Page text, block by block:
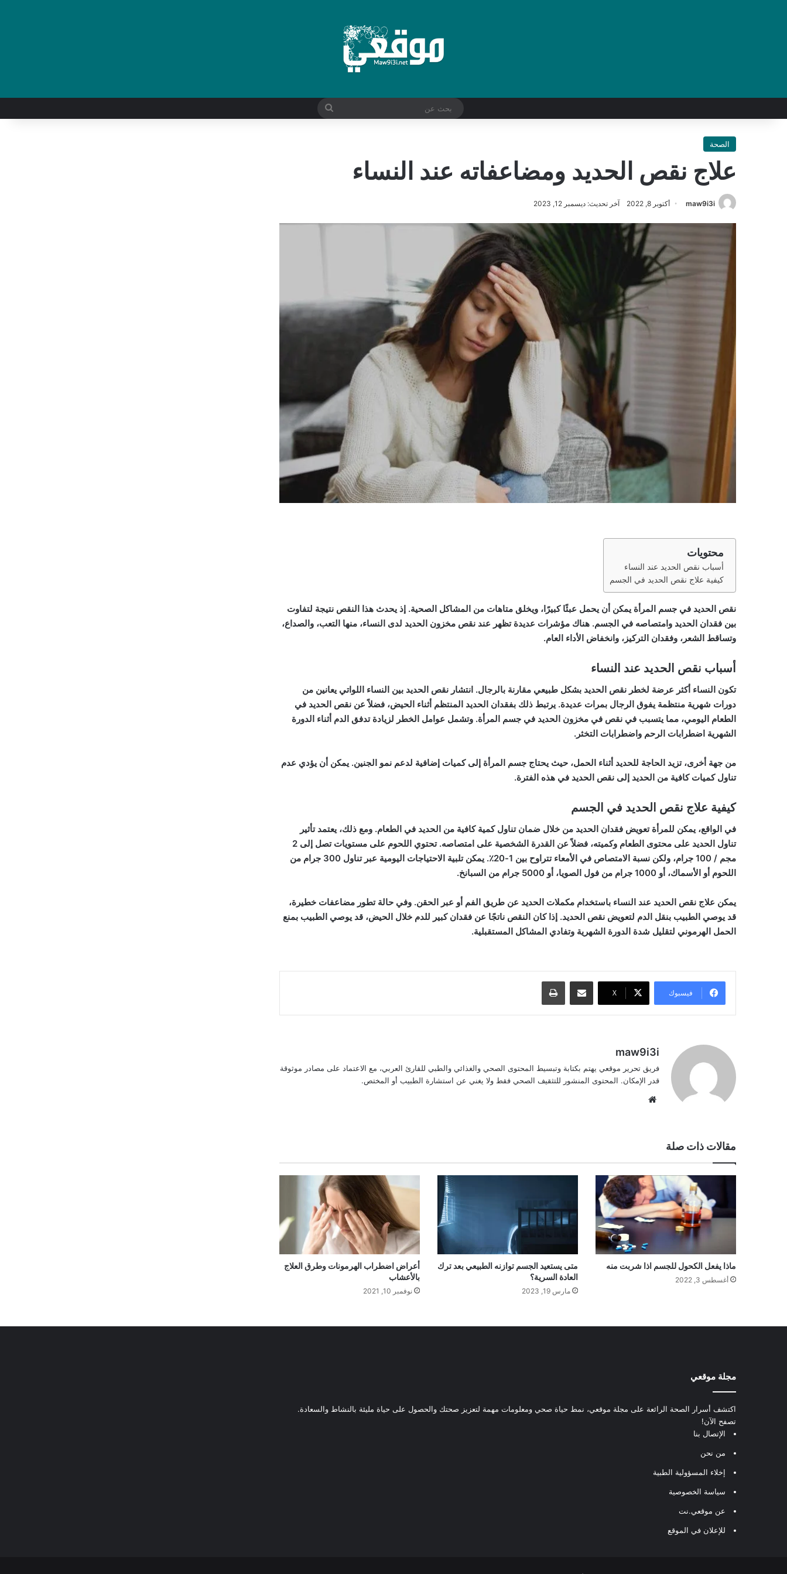
بحث
الصحة
علاج نقص الحديد ومضاعفاته عند النساء
maw9i3i أكتوبر 8, 2022 آخر تحديث: ديسمبر 12, 2023
محتويات
أسباب نقص الحديد عند النساء
كيفية علاج نقص الحديد في الجسم
نقص الحديد في جسم المرأة يمكن أن يحمل عبئًا كبيرًا، ويخلق متاهات من المشاكل الصحية. إذ يحدث هذا النقص نتيجة لتفاوت
بين فقدان الحديد وامتصاصه في الجسم. هناك مؤشرات عديدة تظهر عند نقص مخزون الحديد لدى النساء، منها التعب، والصداع،
وتساقط الشعر، وفقدان التركيز، وانخفاض الأداء العام.
أسباب نقص الحديد عند النساء
تكون النساء أكثر عرضة لخطر نقص الحديد بشكل طبيعي مقارنة بالرجال. انتشار نقص الحديد بين النساء اللواتي يعانين من
دورات شهرية منتظمة يفوق الرجال بمرات عديدة. يرتبط ذلك بفقدان الحديد المنتظم أثناء الحيض، فضلاً عن نقص الحديد في
الطعام اليومي، مما يتسبب في نقص في مخزون الحديد في جسم المرأة. وتشمل عوامل الخطر لزيادة تدفق الدم أثناء الدورة
الشهرية اضطرابات الرحم واضطرابات التخثر.
من جهة أخرى، تزيد الحاجة للحديد أثناء الحمل، حيث يحتاج جسم المرأة إلى كميات إضافية لدعم نمو الجنين. يمكن أن يؤدي عدم
تناول كميات كافية من الحديد إلى نقص الحديد في هذه الفترة.
كيفية علاج نقص الحديد في الجسم
في الواقع، يمكن للمرأة تعويض فقدان الحديد من خلال ضمان تناول كمية كافية من الحديد في الطعام. ومع ذلك، يعتمد تأثير
تناول الحديد على محتوى الطعام وكميته، فضلاً عن القدرة الشخصية على امتصاصه. تحتوي اللحوم على مستويات تصل إلى 2
مجم / 100 جرام، ولكن نسبة الامتصاص في الأمعاء تتراوح بين 1-20٪. يمكن تلبية الاحتياجات اليومية عبر تناول 300 جرام من
اللحوم أو الأسماك، أو 1000 جرام من فول الصويا، أو 5000 جرام من السبانخ.
يمكن علاج نقص الحديد عند النساء باستخدام مكملات الحديد عن طريق الفم أو عبر الحقن. وفي حالة تطور مضاعفات خطيرة،
قد يوصي الطبيب بنقل الدم لتعويض نقص الحديد. إذا كان النقص ناتجًا عن فقدان كبير للدم خلال الحيض، قد يوصي الطبيب بمنع
الحمل الهرموني لتقليل شدة الدورة الشهرية وتفادي المشاكل المستقبلية.
فيسبوك ‫X
مشاركة عبر البريد طباعة
maw9i3i
فريق تحرير موقعي يهتم بكتابة وتبسيط المحتوى الصحي والغذائي والطبي للقارئ العربي، مع الاعتماد على مصادر موثوقة
قدر الإمكان. المحتوى المنشور للتثقيف الصحي فقط ولا يغني عن استشارة الطبيب أو المختص.
مقالات ذات صلة
ماذا يفعل الكحول للجسم اذا شربت منه
أغسطس 3, 2022
متى يستعيد الجسم توازنه الطبيعي بعد ترك
العادة السرية؟
مارس 19, 2023
أعراض اضطراب الهرمونات وطرق العلاج
بالأعشاب
نوفمبر 10, 2021
مجلة موقعي
اكتشف أسرار الصحة الرائعة على مجلة موقعي، نمط حياة صحي ومعلومات مهمة لتعزيز صحتك والحصول على حياة مليئة بالنشاط والسعادة.
تصفح الآن!
الإتصال بنا
من نحن
إخلاء المسؤولية الطبية
سياسة الخصوصية
عن موقعي.نت
للإعلان في الموقع